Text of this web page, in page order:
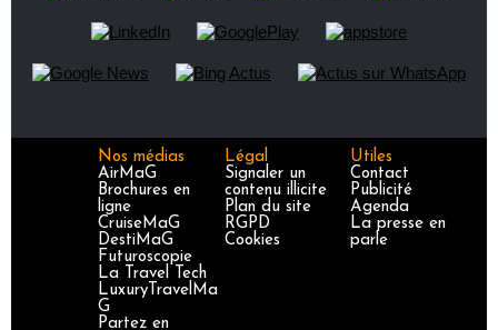
Nos médias
AirMaG
Brochures en
ligne
CruiseMaG
DestiMaG
Futuroscopie
La Travel Tech
LuxuryTravelMa
G
Partez en
Légal
Signaler un
contenu illicite
Plan du site
RGPD
Cookies
Utiles
Contact
Publicité
Agenda
La presse en
parle